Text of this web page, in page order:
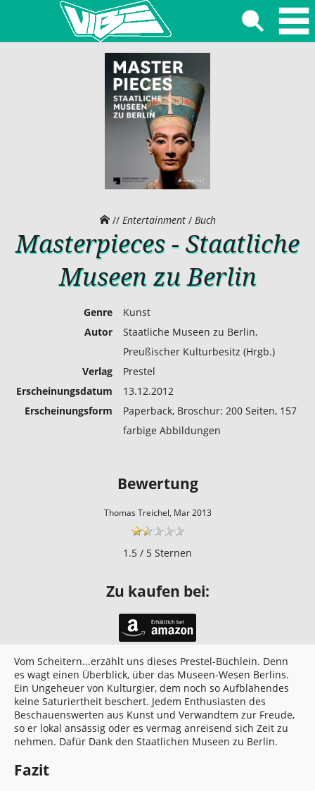
// Entertainment/ Buch
Masterpieces - Staatliche
Museen zu Berlin
Genre
Kunst
Autor
Staatliche Museen zu Berlin,
Preußischer Kulturbesitz (Hrgb.)
Verlag
Prestel
Erscheinungs­datum
13.12.2012
Erscheinungs­form
Paperback, Broschur: 200 Seiten, 157
farbige Abbildungen
Bewertung
Thomas Treichel, Mar 2013
1.5 / 5 Sternen
Zu kaufen bei:
Vom Scheitern...erzählt uns dieses Prestel-Büchlein. Denn
es wagt einen Überblick, über das Museen-Wesen Berlins.
Ein Ungeheuer von Kulturgier, dem noch so Aufblähendes
keine Saturiertheit beschert. Jedem Enthusiasten des
Beschauenswerten aus Kunst und Verwandtem zur Freude,
so er lokal ansässig oder es vermag anreisend sich Zeit zu
nehmen. Dafür Dank den Staatlichen Museen zu Berlin.
Fazit